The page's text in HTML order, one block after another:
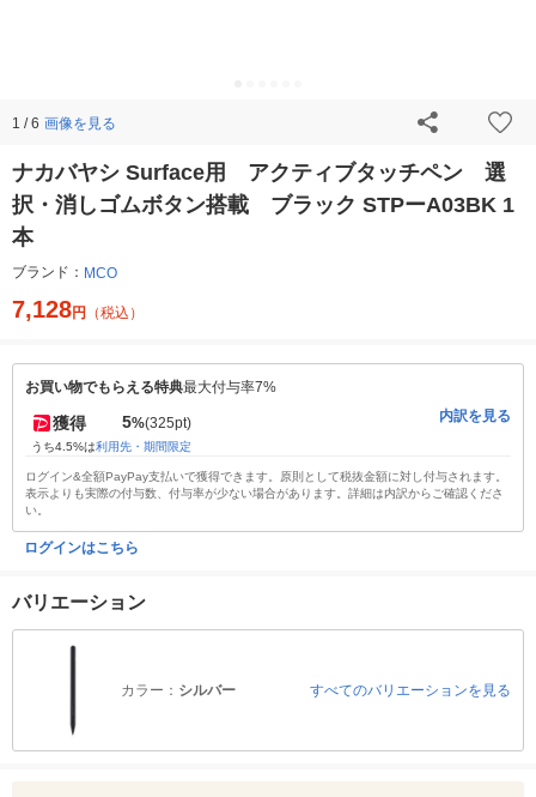
1 / 6 画像を見る
ナカバヤシ Surface用 アクティブタッチペン 選
択・消しゴムボタン搭載 ブラック STPーA03BK 1
本
ブランド： MCO
7,128円 （税込）
お買い物でもらえる特典最大付与率7%
獲得 5%(325pt)
うち4.5%は利用先・期間限定
内訳を見る
ログイン&全額PayPay支払いで獲得できます。原則として税抜金額に対し付与されます。
表示よりも実際の付与数、付与率が少ない場合があります。詳細は内訳からご確認くださ
い。
ログインはこちら
バリエーション
カラー： シルバー すべてのバリエーションを見る